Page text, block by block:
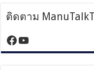
ติดตาม
https://
YouTube